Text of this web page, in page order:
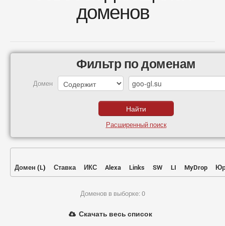
доменов
Фильтр по доменам
Домен
Расширенный поиск
Домен (L) Ставка ИКС Alexa Links SW LI MyDrop
Доменов в выборке: 0
Скачать весь список